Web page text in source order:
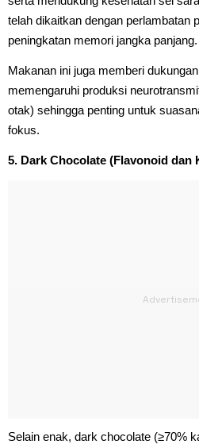
telah dikaitkan dengan perlambatan
peningkatan memori jangka panjang.
Makanan ini juga memberi
memengaruhi produksi
otak) sehingga penting untuk
fokus.
5. Dark Chocolate (Flavonoid dan
Selain enak, dark chocolate (≥70%